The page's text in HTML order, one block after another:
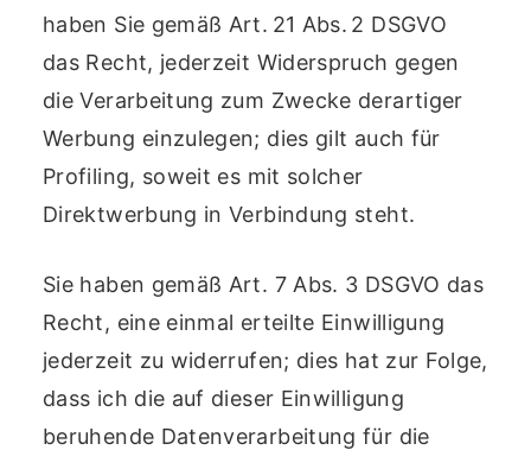
haben Sie gemäß Art. 21 Abs. 2 DSGVO
das Recht, jederzeit Widerspruch gegen
die Verarbeitung zum Zwecke derartiger
Werbung einzulegen; dies gilt auch für
Profiling, soweit es mit solcher
Direktwerbung in Verbindung steht.
Sie haben gemäß Art. 7 Abs. 3 DSGVO das
Recht, eine einmal erteilte Einwilligung
jederzeit zu widerrufen; dies hat zur Folge,
dass ich die auf dieser Einwilligung
beruhende Datenverarbeitung für die